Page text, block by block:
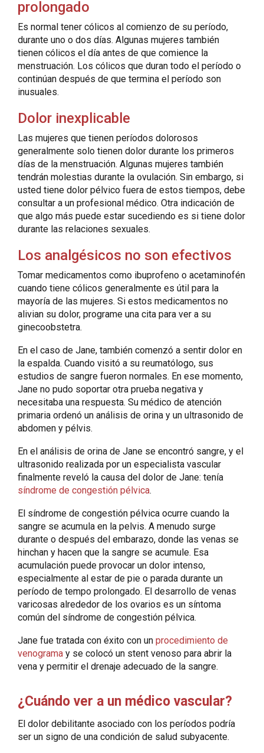
prolongado
Es normal tener cólicos al comienzo de su período,
durante uno o dos días. Algunas mujeres también
tienen cólicos el día antes de que comience la
menstruación. Los cólicos que duran todo el período o
continúan después de que termina el período son
inusuales.
Dolor inexplicable
Las mujeres que tienen períodos dolorosos
generalmente solo tienen dolor durante los primeros
días de la menstruación. Algunas mujeres también
tendrán molestias durante la ovulación. Sin embargo, si
usted tiene dolor pélvico fuera de estos tiempos, debe
consultar a un profesional médico. Otra indicación de
que algo más puede estar sucediendo es si tiene dolor
durante las relaciones sexuales.
Los analgésicos no son efectivos
Tomar medicamentos como ibuprofeno o acetaminofén
cuando tiene cólicos generalmente es útil para la
mayoría de las mujeres. Si estos medicamentos no
alivian su dolor, programe una cita para ver a su
ginecoobstetra.
En el caso de Jane, también comenzó a sentir dolor en
la espalda. Cuando visitó a su reumatólogo, sus
estudios de sangre fueron normales. En ese momento,
Jane no pudo soportar otra prueba negativa y
necesitaba una respuesta. Su médico de atención
primaria ordenó un análisis de orina y un ultrasonido de
abdomen y pélvis.
En el análisis de orina de Jane se encontró sangre, y el
ultrasonido realizada por un especialista vascular
finalmente reveló la causa del dolor de Jane: tenía
síndrome de congestión pélvica.
El síndrome de congestión pélvica ocurre cuando la
sangre se acumula en la pelvis. A menudo surge
durante o después del embarazo, donde las venas se
hinchan y hacen que la sangre se acumule. Esa
acumulación puede provocar un dolor intenso,
especialmente al estar de pie o parada durante un
período de tempo prolongado. El desarrollo de venas
varicosas alrededor de los ovarios es un síntoma
común del síndrome de congestión pélvica.
Jane fue tratada con éxito con unprocedimiento de
venograma y se colocó un stent venoso para abrir la
vena y permitir el drenaje adecuado de la sangre.
¿Cuándo ver a un médico vascular?
El dolor debilitante asociado con los períodos podría
ser un signo de una condición de salud subyacente.